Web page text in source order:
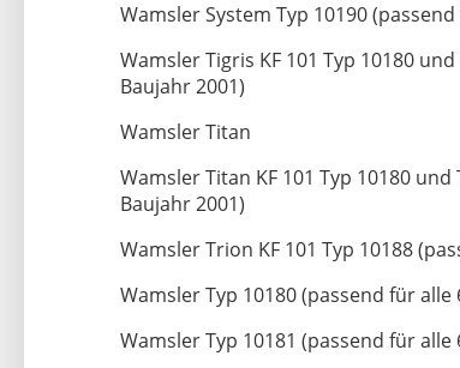
Wamsler System Typ 10190
Wamsler Tigris KF 101 Typ 10180
Baujahr 2001)
Wamsler Titan
Wamsler Titan KF 101 Typ 10180
Baujahr 2001)
Wamsler Trion KF 101 Typ 10188
Wamsler Typ 10180 (passend für
Wamsler Typ 10181 (passend für